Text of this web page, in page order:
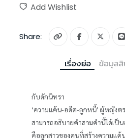
Add Wishlist
Share:
เรื่องย่อ ข้อมูล
กับดักนิทรา
‘ความแค้น-อดีต-ลูกหนี้’ ผู้หญิงตร
สามารถอธิบายคำสามคำนี้ได้เป็น
คือลูกสาวของคนที่สร้างความแค้